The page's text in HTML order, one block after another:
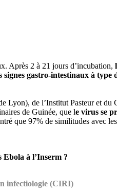
Après 2 à 21 jours d’incubation,
signes gastro-intestinaux à
Lyon), de l’Institut Pasteur et
de Guinée, que le virus se
que 97% de similitudes avec
Ebola à l’Inserm ?
infectiologie (CIRI)